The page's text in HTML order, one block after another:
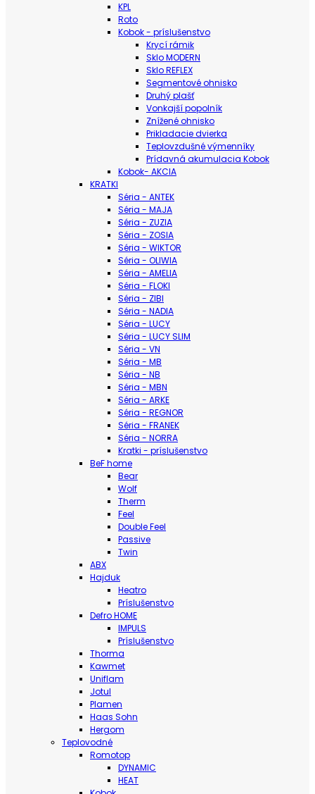
KPL
Roto
Kobok - príslušenstvo
Krycí rámik
Sklo MODERN
Sklo REFLEX
Segmentové ohnisko
Druhý plašť
Vonkajší popolník
Znížené ohnisko
Prikladacie dvierka
Teplovzdušné výmenníky
Prídavná akumulacia Kobok
Kobok- AKCIA
KRATKI
Séria - ANTEK
Séria - MAJA
Séria - ZUZIA
Séria - ZOSIA
Séria - WIKTOR
Séria - OLIWIA
Séria - AMELIA
Séria - FLOKI
Séria - ZIBI
Séria - NADIA
Séria - LUCY
Séria - LUCY SLIM
Séria - VN
Séria - MB
Séria - NB
Séria - MBN
Séria - ARKE
Séria - REGNOR
Séria - FRANEK
Séria - NORRA
Kratki - príslušenstvo
BeF home
Bear
Wolf
Therm
Feel
Double Feel
Passive
Twin
ABX
Hajduk
Heatro
Príslušenstvo
Defro HOME
IMPULS
Príslušenstvo
Thorma
Kawmet
Uniflam
Jotul
Plamen
Haas Sohn
Hergom
Teplovodné
Romotop
DYNAMIC
HEAT